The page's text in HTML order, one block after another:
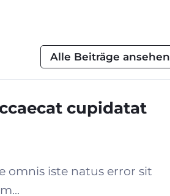
Alle Beiträge ansehen
cupidatat
omnis iste natus error sit